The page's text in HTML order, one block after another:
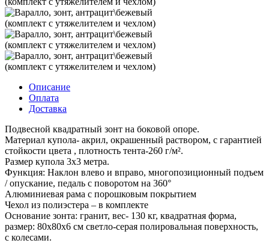
Описание
Оплата
Доставка
Подвесной квадратный зонт на боковой опоре.
Материал купола- акрил, окрашенный раствором, с гарантией
стойкости цвета , плотность тента-260 г/м².
Размер купола 3х3 метра.
Функция: Наклон влево и вправо, многопозиционный подъем
/ опускание, педаль с поворотом на 360°
Алюминиевая рама с порошковым покрытием
Чехол из полиэстера – в комплекте
Основание зонта: гранит, вес- 130 кг, квадратная форма,
размер: 80x80x6 см светло-серая полировальная поверхность,
с колесами.